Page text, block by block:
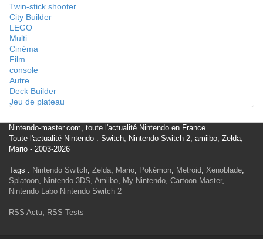
Twin-stick shooter
City Builder
LEGO
Multi
Cinéma
Film
console
Autre
Deck Builder
Jeu de plateau
Nintendo-master.com, toute l'actualité Nintendo en France
Toute l'actualité Nintendo : Switch, Nintendo Switch 2, amiibo, Zelda,
Mario - 2003-2026
Tags : Nintendo Switch, Zelda, Mario, Pokémon, Metroid, Xenoblade,
Splatoon, Nintendo 3DS, Amiibo, My Nintendo, Cartoon Master,
Nintendo Labo Nintendo Switch 2
RSS Actu, RSS Tests